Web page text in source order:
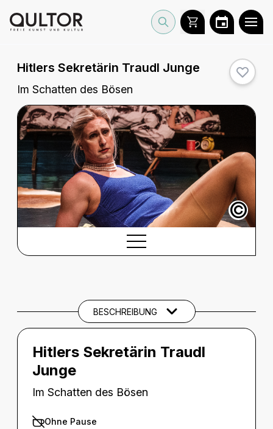
Hitlers Sekretärin Traudl Junge
Im Schatten des Bösen
©
BESCHREIBUNG
Hitlers Sekretärin Traudl
Junge
Im Schatten des Bösen
Ohne Pause